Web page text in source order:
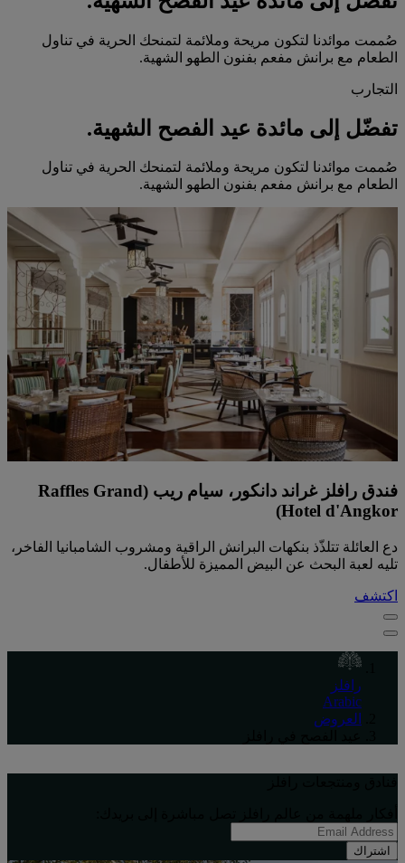
صُممت موائدنا لتكون مريحة وملائمة لتمنحك الحرية في تناول
الطعام مع برانش مفعم بفنون الطهو الشهية.
التجارب
تفضّل إلى مائدة عيد الفصح الشهية.
صُممت موائدنا لتكون مريحة وملائمة لتمنحك الحرية في تناول
الطعام مع برانش مفعم بفنون الطهو الشهية.
فندق رافلز غراند دانكور، سيام ريب (Raffles Grand
Hotel d'Angkor)
دع العائلة تتلذّذ بنكهات البرانش الراقية ومشروب الشامبانيا الفاخر،
تليه لعبة البحث عن البيض المميزة للأطفال.
اكتشف
رافلز
Arabic
العروض
اشتراك